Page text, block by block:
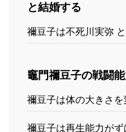
と結婚する
禰豆子は不死川実弥
竈門禰豆子の戦闘
禰豆子は体の大きさを
禰豆子は再生能力が